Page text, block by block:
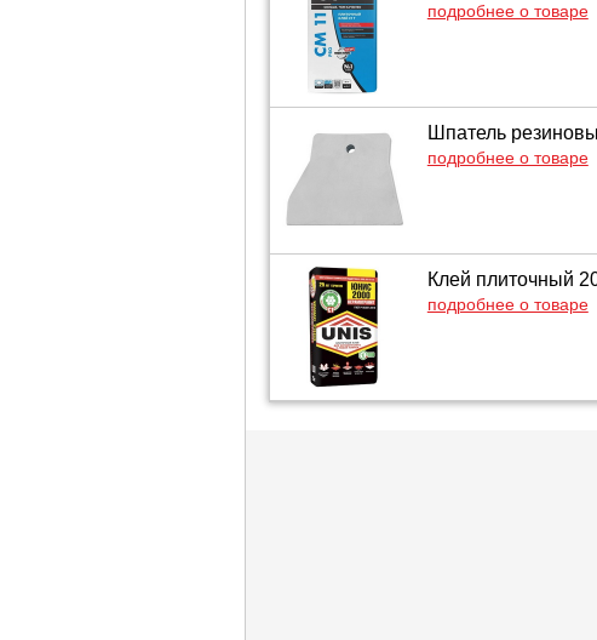
подробнее о товаре
Шпатель
подробнее о товаре
Клей плиточный
подробнее о товаре